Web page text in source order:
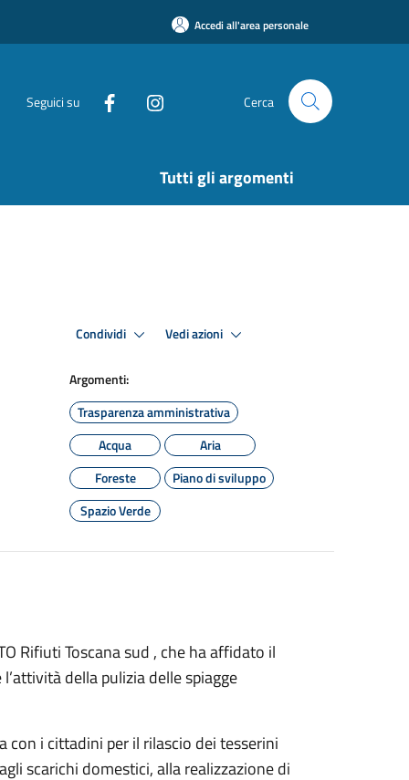
Accedi all'area personale
Seguici su Cerca
Tutti gli argomenti
Condividi Vedi azioni
Argomenti:
Trasparenza amministrativa
Acqua
Aria
Foreste
Piano di sviluppo
Spazio Verde
Rifiuti Toscana sud , che ha affidato il
della pulizia delle spiagge
con i cittadini per il rilascio dei tesserini
scarichi domestici, alla realizzazione di